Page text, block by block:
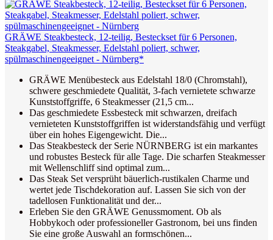
GRÄWE Steakbesteck, 12-teilig, Besteckset für 6 Personen,
Steakgabel, Steakmesser, Edelstahl poliert, schwer,
spülmaschinengeeignet - Nürnberg*
GRÄWE Menübesteck aus Edelstahl 18/0 (Chromstahl),
schwere geschmiedete Qualität, 3-fach vernietete schwarze
Kunststoffgriffe, 6 Steakmesser (21,5 cm...
Das geschmiedete Essbesteck mit schwarzen, dreifach
vernieteten Kunststoffgriffen ist widerstandsfähig und verfügt
über ein hohes Eigengewicht. Die...
Das Steakbesteck der Serie NÜRNBERG ist ein markantes
und robustes Besteck für alle Tage. Die scharfen Steakmesser
mit Wellenschliff sind optimal zum...
Das Steak Set versprüht bäuerlich-rustikalen Charme und
wertet jede Tischdekoration auf. Lassen Sie sich von der
tadellosen Funktionalität und der...
Erleben Sie den GRÄWE Genussmoment. Ob als
Hobbykoch oder professioneller Gastronom, bei uns finden
Sie eine große Auswahl an formschönen...